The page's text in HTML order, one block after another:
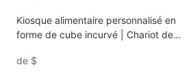
Kiosque alimentaire personnalisé en
forme de cube incurvé | Chariot de
de $